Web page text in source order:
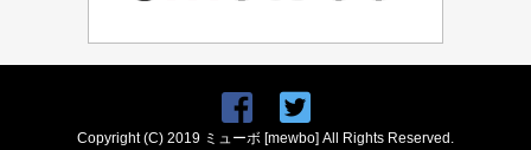
Copyright (C) 2019 ミューボ [mewbo] All Rights Reserved.